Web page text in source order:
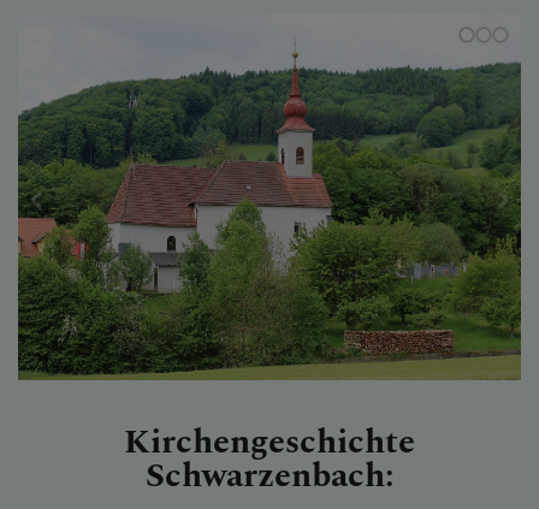
GOTTESDIENSTE
GALERIE / FOTOS
SAKRAMENTE
SONSTIGES
Kirchengeschichte
Schwarzenbach: